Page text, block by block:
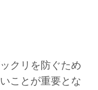
クリを防ぐため
ことが重要とな